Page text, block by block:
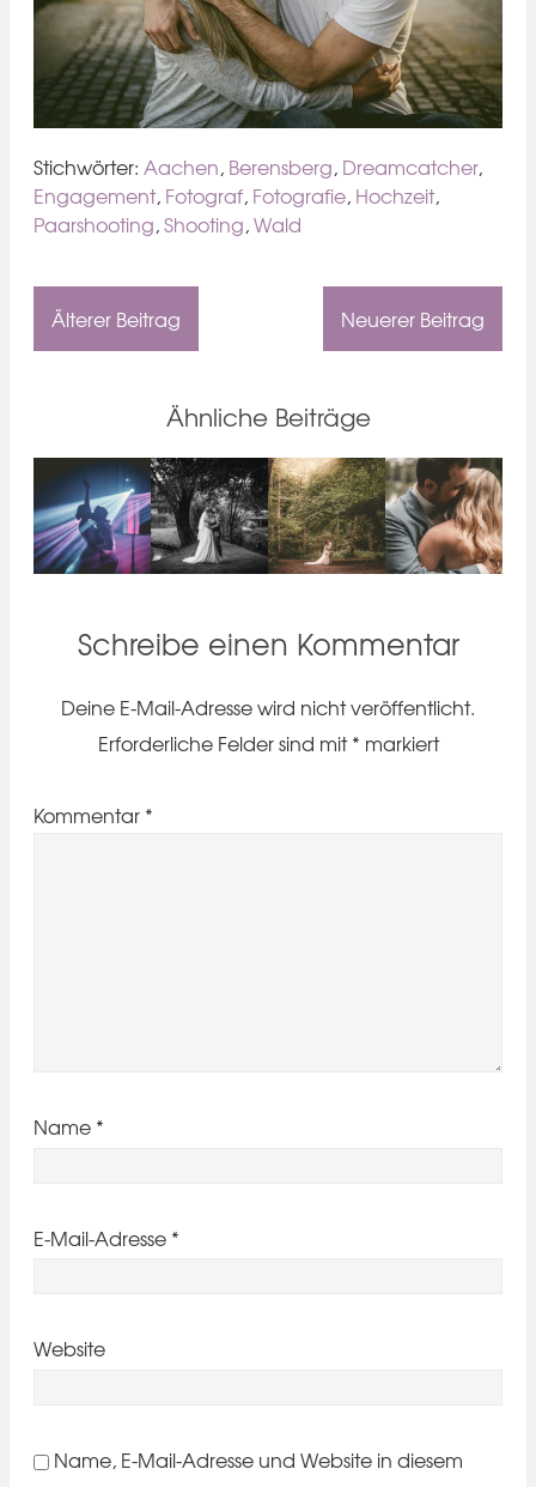
Stichwörter: Aachen, Berensberg, Dreamcatcher,
Engagement, Fotograf, Fotografie, Hochzeit,
Paarshooting,Shooting,Wald
Älterer Beitrag Neuerer Beitrag
Ähnliche Beiträge
Schreibe einen Kommentar
Deine E-Mail-Adresse wird nicht veröffentlicht.
Erforderliche Felder sind mit* markiert
Kommentar *
Name *
E-Mail-Adresse *
Website
Name, E-Mail-Adresse und Website in diesem